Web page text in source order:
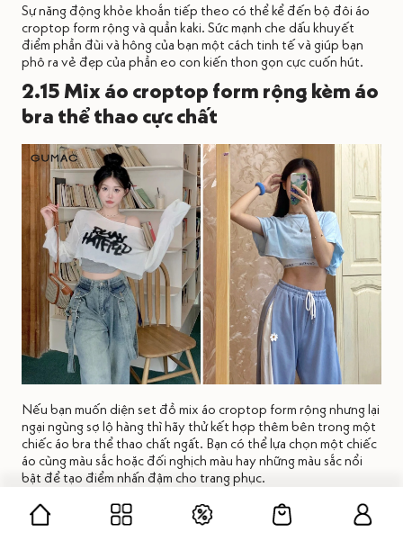
Sự năng động khỏe khoắn tiếp theo có thể kể đến bộ đôi áo
croptop form rộng và quần kaki. Sức mạnh che dấu khuyết
điểm phần đùi và hông của bạn một cách tinh tế và giúp bạn
phô ra vẻ đẹp của phần eo con kiến thon gọn cực cuốn hút.
2.15 Mix áo croptop form rộng kèm áo
bra thể thao cực chất
Nếu bạn muốn diện set đồ mix áo croptop form rộng nhưng lại
ngại ngùng sợ lộ hàng thì hãy thử kết hợp thêm bên trong một
chiếc áo bra thể thao chất ngất. Bạn có thể lựa chọn một chiếc
áo cùng màu sắc hoặc đối nghịch màu hay những màu sắc nổi
bật để tạo điểm nhấn đậm cho trang phục.
Trên đây là những cách
mix áo croptop form rộng
cực thú
vị, độc đáo, tràn đầy sự mới mẻ và thoải mái để bạn có thể tự